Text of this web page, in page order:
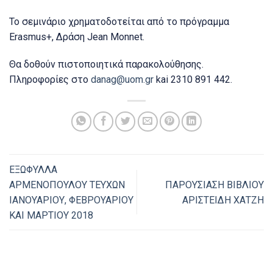
Το σεμινάριο χρηματοδοτείται από το πρόγραμμα
Erasmus+, Δράση Jean Monnet.
Θα δοθούν πιστοποιητικά παρακολούθησης.
Πληροφορίες στο danag@uom.gr kai 2310 891 442.
ΕΞΩΦΥΛΛΑ
ΑΡΜΕΝΟΠΟΥΛΟΥ ΤΕΥΧΩΝ
ΙΑΝΟΥΑΡΙΟΥ, ΦΕΒΡΟΥΑΡΙΟΥ
ΚΑΙ ΜΑΡΤΙΟΥ 2018
ΠΑΡΟΥΣΙΑΣΗ ΒΙΒΛΙΟΥ
ΑΡΙΣΤΕΙΔΗ ΧΑΤΖΗ